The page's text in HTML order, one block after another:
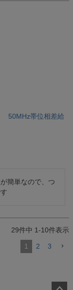
50MHz帯位相差給
簡単なので、つ
29件中 1-10件表示
1 2 3